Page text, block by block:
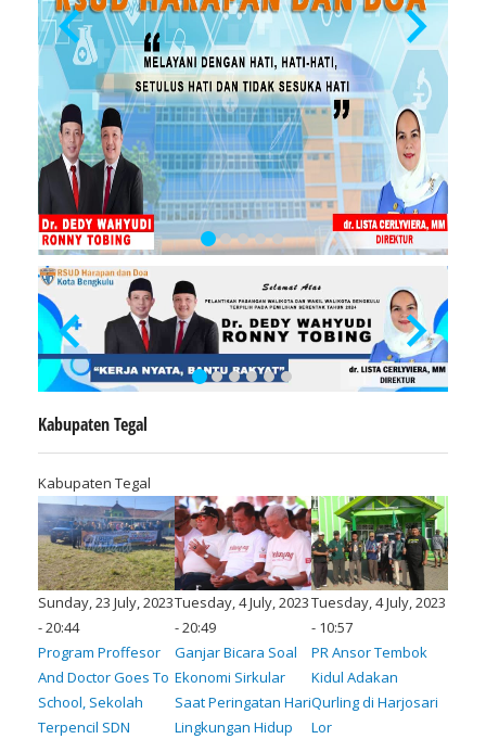
Kabupaten Tegal
Kabupaten Tegal
Sunday, 23 July, 2023
- 20:44
Program Proffesor
And Doctor Goes To
School, Sekolah
Terpencil SDN
Tuesday, 4 July, 2023
- 20:49
Ganjar Bicara Soal
Ekonomi Sirkular
Saat Peringatan Hari
Lingkungan Hidup
Tuesday, 4 July, 2023
- 10:57
PR Ansor Tembok
Kidul Adakan
Qurling di Harjosari
Lor